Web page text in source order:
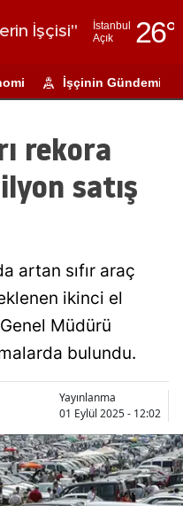
İşçisi"
İstanbul
Açık
26°
Adıyaman
Amasya
Antalya
Artvin
Aydın
Balıkesir
Bilecik
Bingöl
Bitlis
İşçinin Gündemi
rekora
satış
artan sıfır araç
ikinci el
Müdürü
bulundu.
Yayınlanma
01 Eylül 2025 - 12:02